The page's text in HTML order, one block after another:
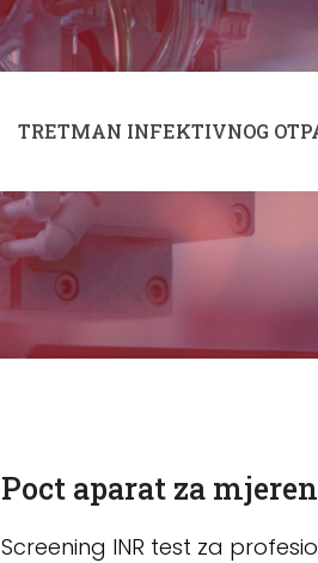
TRETMAN INFEKTIVNOG
Poct aparat za
Screening INR test za